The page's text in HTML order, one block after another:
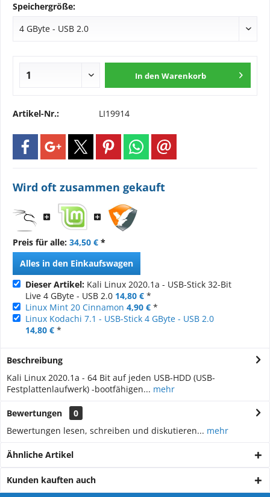
Speichergröße:
In den Warenkorb
Artikel-Nr.: LI19914
Wird oft zusammen gekauft
Preis für alle: 34,50 € *
Alles in den Einkaufswagen
Dieser Artikel: Kali Linux 2020.1a - USB-Stick 32-Bit
Live 4 GByte - USB 2.0 14,80 € *
Linux Mint 20 Cinnamon 4,90 € *
Linux Kodachi 7.1 - USB-Stick 4 GByte - USB 2.0
14,80 € *
Beschreibung
Kali Linux 2020.1a - 64 Bit auf jeden USB-HDD (USB-
Festplattenlaufwerk) -bootfähigen... mehr
Bewertungen
0
Bewertungen lesen, schreiben und diskutieren... mehr
Ähnliche Artikel
Kunden kauften auch